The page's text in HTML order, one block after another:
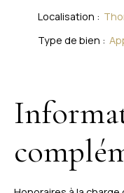
Localisation :
Type de bien :